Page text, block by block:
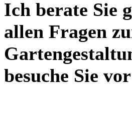
Ich berate Sie
allen Fragen
besuche Sie